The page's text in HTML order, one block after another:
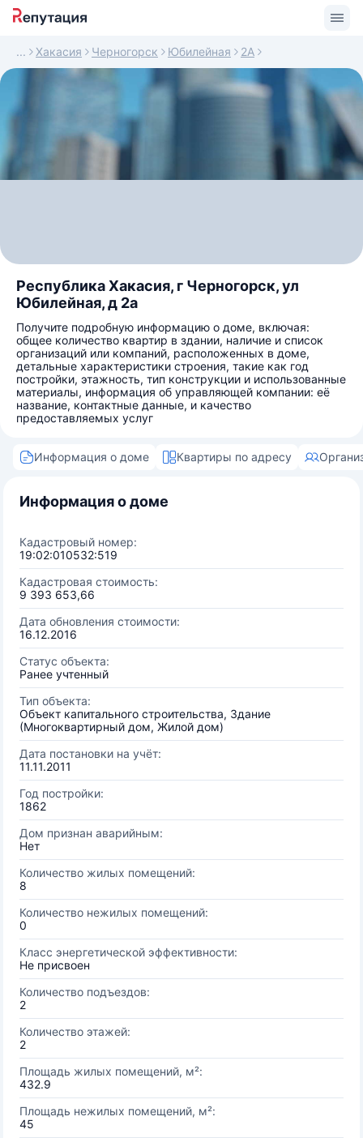
Хакасия Черногорск Юбилейная 2А
Республика Хакасия, г Черногорск, ул
Юбилейная, д 2а
Получите подробную информацию о доме, включая:
общее количество квартир в здании, наличие и список
организаций или компаний, расположенных в доме,
детальные характеристики строения, такие как год
постройки, этажность, тип конструкции и использованные
материалы, информация об управляющей компании: её
название, контактные данные, и качество
предоставляемых услуг
Информация о доме Квартиры по адресу
Информация о доме
Кадастровый номер:
19:02:010532:519
Кадастровая стоимость:
9 393 653,66
Дата обновления стоимости:
16.12.2016
Статус объекта:
Ранее учтенный
Тип объекта:
Объект капитального строительства, Здание
(Многоквартирный дом, Жилой дом)
Дата постановки на учёт:
11.11.2011
Год постройки:
1862
Дом признан аварийным:
Нет
Количество жилых помещений:
8
Количество нежилых помещений:
0
Класс энергетической эффективности:
Не присвоен
Количество подъездов:
2
Количество этажей:
2
Площадь жилых помещений, м²:
432.9
Площадь нежилых помещений, м²:
45